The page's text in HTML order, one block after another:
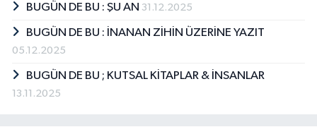
BUGÜN DE BU : ŞU AN 31.12.2025
BUGÜN DE BU : İNANAN ZİHİN ÜZERİNE YAZIT
05.12.2025
BUGÜN DE BU ; KUTSAL KİTAPLAR & İNSANLAR
13.11.2025